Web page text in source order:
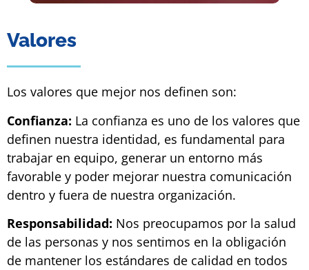
Valores
Los valores que mejor nos definen son:
Confianza: La confianza es uno de los valores que
definen nuestra identidad, es fundamental para
trabajar en equipo, generar un entorno más
favorable y poder mejorar nuestra comunicación
dentro y fuera de nuestra organización.
Responsabilidad: Nos preocupamos por la salud
de las personas y nos sentimos en la obligación
de mantener los estándares de calidad en todos